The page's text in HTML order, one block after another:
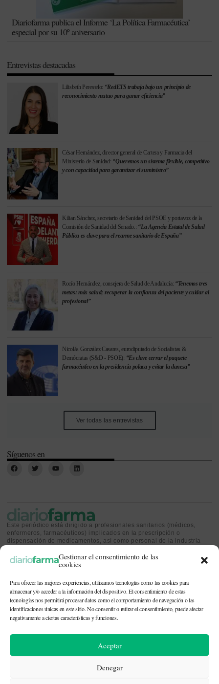
Gestionar el consentimiento de las
cookies
Para ofrecer las mejores experiencias, utilizamos tecnologías como las cookies para
almacenar y/o acceder a la información del dispositivo. El consentimiento de estas
tecnologías nos permitirá procesar datos como el comportamiento de navegación o las
identificaciones únicas en este sitio. No consentir o retirar el consentimiento, puede afectar
negativamente a ciertas características y funciones.
Aceptar
Denegar
Diariofarma publica el Informe ‘La Política Farmacéutica’
especial por su 10º aniversario
Entrevistas destacadas
Lilisbeth Perestelo: “RedETS trabaja bajo un principio de
reconocimiento mutuo para ganar eficiencia”
César Hernández, director general de Cartera y Farmacia del
Ministerio de Sanidad: “Queremos un sistema flexible, competitivo
y con capacidad para garantizar el suministro”
Kilian Sánchez, secretario de Sanidad del PSOE y portavoz de la
Comisión de Sanidad del Senado.: “La Agencia Estatal de Salud
Pública es clave para el rearme sanitario de España”
Rocío Hernández, consejera de Salud de Andalucía: “Tenemos tres
metas: más salud; recuperar la confianza del paciente y cuidar al
profesional”
Nicolás González Casares, eurodiputado de Socialistas &
Demócratas (S&D - PSOE): “Es clave cerrar el paquete
farmacéutico en la presidencia polaca y evitar la danesa”
Ver todas las entrevistas
Síguenos en
Este periódico está dirigido a profesionales sanitarios (médicos,
enfermeros, farmacéuticos) implicados en la prescripción o
dispensación de medicamentos, así como personal de la industria
sanitaria.
CONTACTO Y QUIÉNES SOMOS|POLÍTICA DE COOKIES|POLÍTICA DE
© 2026. Todos los derechos reservados. |
| Recursos
fotográficos: depositphotos